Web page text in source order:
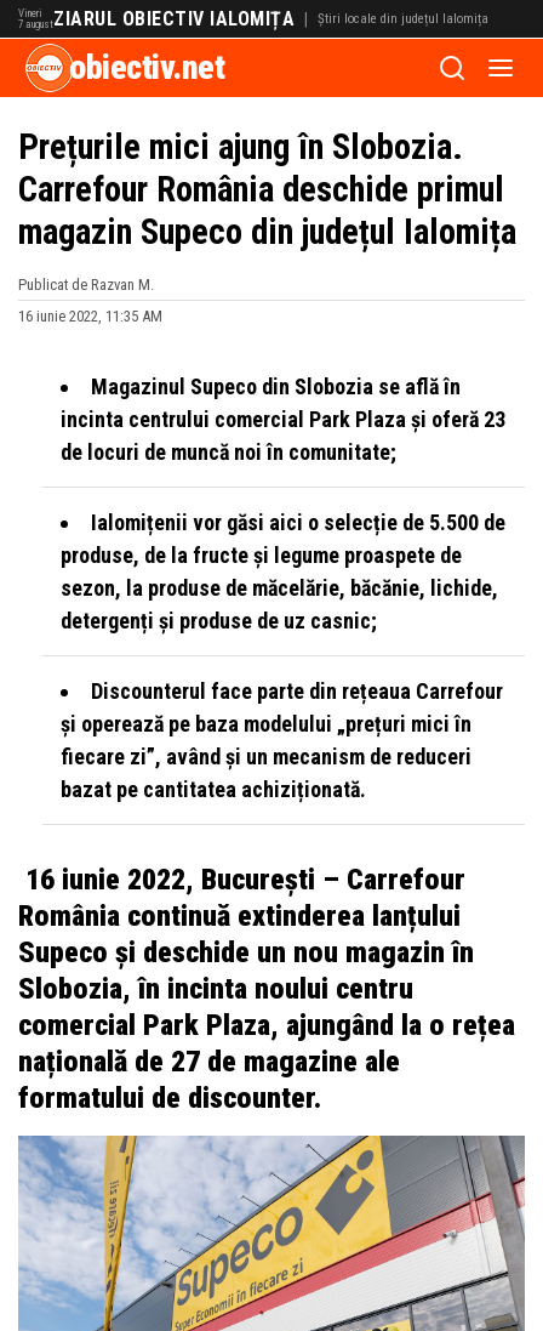
Vineri
7 augustZIARUL OBIECTIV IALOMIȚA | Știri locale din județul Ialomița
obiectiv.net
Prețurile mici ajung în Slobozia.
Carrefour România deschide primul
magazin Supeco din județul Ialomița
Publicat de Razvan M.
16 iunie 2022, 11:35 AM
Magazinul Supeco din Slobozia se află în
incinta centrului comercial Park Plaza și oferă 23
de locuri de muncă noi în comunitate;
Ialomițenii vor găsi aici o selecție de 5.500 de
produse, de la fructe și legume proaspete de
sezon, la produse de măcelărie, băcănie, lichide,
detergenți și produse de uz casnic;
Discounterul face parte din rețeaua Carrefour
și operează pe baza modelului „prețuri mici în
fiecare zi”, având și un mecanism de reduceri
bazat pe cantitatea achiziționată.
16 iunie 2022, București – Carrefour
România continuă extinderea lanțului
Supeco și deschide un nou magazin în
Slobozia, în incinta noului centru
comercial Park Plaza, ajungând la o rețea
națională de 27 de magazine ale
formatului de discounter.